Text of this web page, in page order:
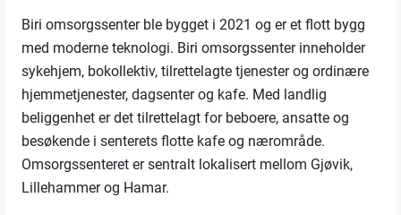
Biri omsorgssenter ble bygget i 2021 og er et flott bygg
med moderne teknologi. Biri omsorgssenter inneholder
sykehjem, bokollektiv, tilrettelagte tjenester og ordinære
hjemmetjenester, dagsenter og kafe. Med landlig
beliggenhet er det tilrettelagt for beboere, ansatte og
besøkende i senterets flotte kafe og nærområde.
Omsorgssenteret er sentralt lokalisert mellom Gjøvik,
Lillehammer og Hamar.